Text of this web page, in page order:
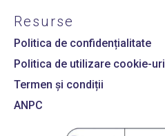
Resurse
Politica de confidențialitate
Politica de utilizare cookie-uri
Termen și condiții
ANPC